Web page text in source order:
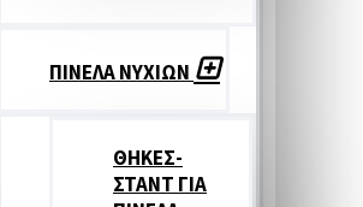
ΠΙΝΕΛΑ ΝΥΧΙΩΝ
ΘΗΚΕΣ-
ΣΤΑΝΤ ΓΙΑ